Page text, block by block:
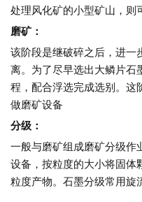
处理风化矿的小型矿山，则
磨矿：
该阶段是继破碎之后，进一
离。为了尽早选出大鳞片石
程，配合浮选完成选别。这
做磨矿设备
分级：
一般与磨矿组成磨矿分级作
设备，按粒度的大小将固体
粒度产物。石墨分级常用旋